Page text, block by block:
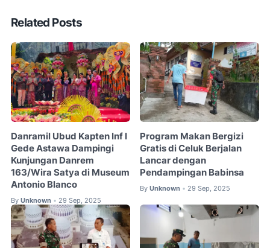
Related Posts
Danramil Ubud Kapten Inf I
Gede Astawa Dampingi
Kunjungan Danrem
163/Wira Satya di Museum
Antonio Blanco
By Unknown • 29 Sep, 2025
Program Makan Bergizi
Gratis di Celuk Berjalan
Lancar dengan
Pendampingan Babinsa
By Unknown • 29 Sep, 2025